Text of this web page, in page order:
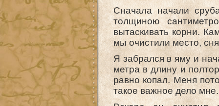
Сначала начали
толщиною
вытаскивать корни.
мы очистили место,
Я забрался в яму и
метра в длину и
равно копал. Меня
такое важное дело